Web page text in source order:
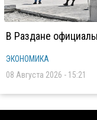
В Раздане
ЭКОНОМИКА
08 Августа 2026 - 15:21